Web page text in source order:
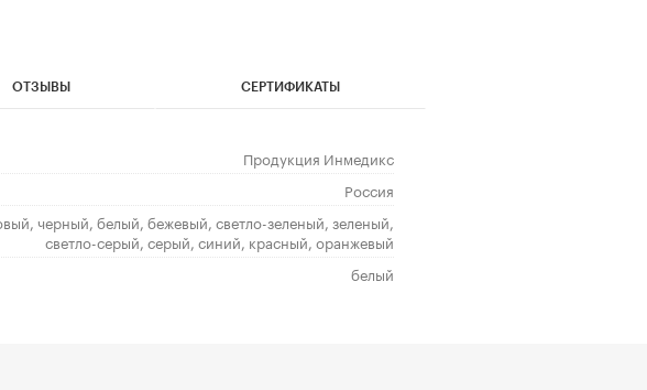
ОТЗЫВЫ СЕРТИФИКАТЫ
Продукция Инмедикс
Россия
черный, белый, бежевый, светло-зеленый, зеленый,
светло-серый, серый, синий, красный, оранжевый
белый